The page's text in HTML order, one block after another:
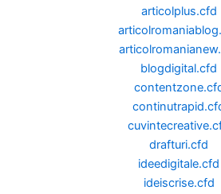
articolplus.cfd
blogdigital.cfd
drafturi.cfd
ideedigitale.cfd
ideiscrise.cfd